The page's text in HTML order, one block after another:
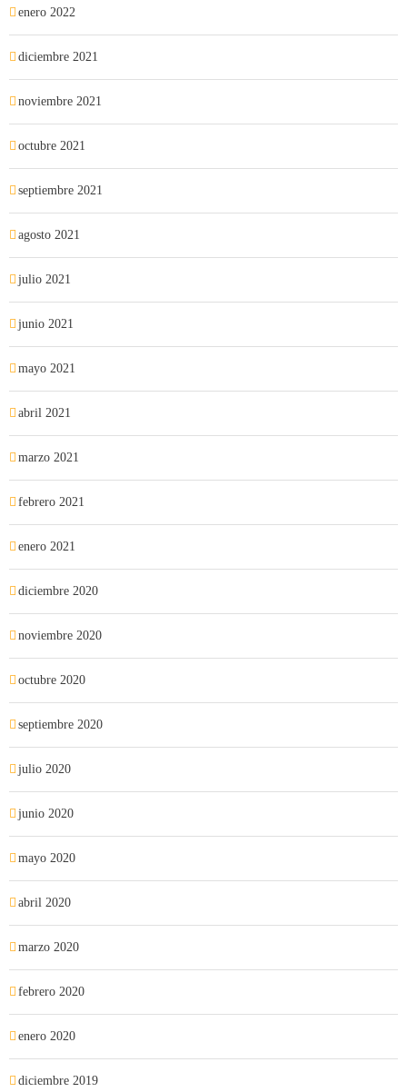
enero 2022
diciembre 2021
noviembre 2021
octubre 2021
septiembre 2021
agosto 2021
julio 2021
junio 2021
mayo 2021
abril 2021
marzo 2021
febrero 2021
enero 2021
diciembre 2020
noviembre 2020
octubre 2020
septiembre 2020
julio 2020
junio 2020
mayo 2020
abril 2020
marzo 2020
febrero 2020
enero 2020
diciembre 2019